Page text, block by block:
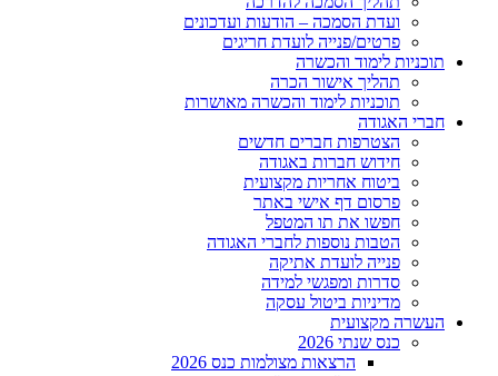
ועדת הסמכה – הודעות ועדכונים
פרטים/פנייה לועדת חריגים
תוכניות לימוד והכשרה
תהליך אישור הכרה
תוכניות לימוד והכשרה מאושרות
חברי האגודה
הצטרפות חברים חדשים
חידוש חברות באגודה
ביטוח אחריות מקצועית
פרסום דף אישי באתר
חפשו את תו המטפל
הטבות נוספות לחברי האגודה
פנייה לועדת אתיקה
סדרות ומפגשי למידה
מדיניות ביטול עסקה
העשרה מקצועית
כנס שנתי 2026
הרצאות מצולמות כנס 2026